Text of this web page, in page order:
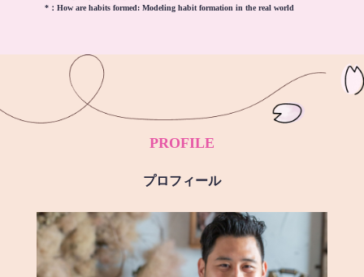
*： How are habits formed: Modeling habit formation in the real world
PROFILE
プロフィール